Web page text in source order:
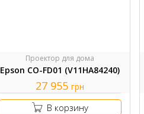
Проектор для дома
Epson CO-FD01 (V11HA84240)
27 955грн
В корзину